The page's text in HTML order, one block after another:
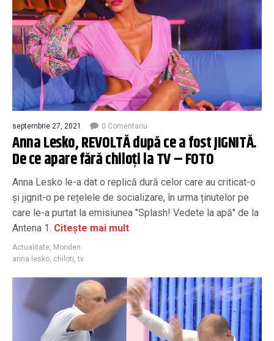
septembrie 27, 2021 0 Comentariu
Anna Lesko, REVOLTĂ după ce a fost JIGNITĂ.
De ce apare fără chiloți la TV – FOTO
Anna Lesko le-a dat o replică dură celor care au criticat-o
și jignit-o pe rețelele de socializare, în urma ținutelor pe
care le-a purtat la emisiunea "Splash! Vedete la apă" de la
Antena 1. Citește mai mult
Actualitate, Monden
anna lesko, chiloti,tv